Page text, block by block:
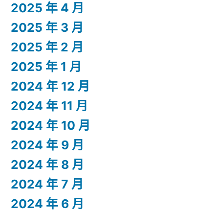
2025 年 4 月
2025 年 3 月
2025 年 2 月
2025 年 1 月
2024 年 12 月
2024 年 11 月
2024 年 10 月
2024 年 9 月
2024 年 8 月
2024 年 7 月
2024 年 6 月